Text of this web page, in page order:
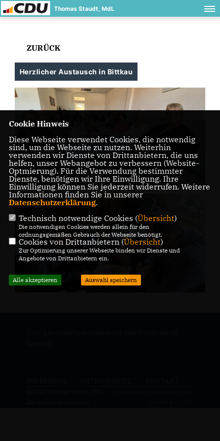
Thomas Staudt, MdL
ZURÜCK
Herzlicher Austausch in Bittkau
Cookie Hinweis
Diese Webseite verwendet Cookies, die notwendig
sind, um die Webseite zu nutzen. Weiterhin
verwenden wir Dienste von Drittanbietern, die uns
helfen, unser Webangebot zu verbessern (Website-
Optmierung). Für die Verwendung bestimmter
Dienste, benötigen wir Ihre Einwilligung. Ihre
Einwilligung können Sie jederzeit widerrufen. Weitere
Informationen finden Sie in unserer
Datenschutzerklärung.
Technisch notwendige Cookies (Übersicht)
Die notwendigen Cookies werden allein für den
ordnungsgemäßen Gebrauch der Webseite benötigt.
Cookies von Drittanbietern (Übersicht)
Zur Optimierung unserer Webseite binden wir Dienste und
Angebote von Drittanbietern ein.
Alle akzeptieren Auswahl speichern